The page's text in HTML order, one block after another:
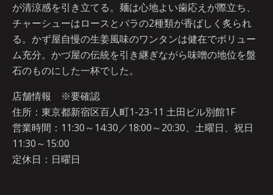
が清涼感を引き立てる。麺は心地よい歯応えが際立ち、
チャーシューはロースとバラの2種類が香ばしく炙られ
る。かず屋自慢の生姜風味のワンタンは健在でボリュー
ム充分。かづ屋の伝統を引き継ぎながら味噌の地位を盤
石のものにした一杯でした。
店舗情報 ※要確認
住所：東京都新宿区百人町1-23-11 土田ビル別館1F
営業時間：11:30～14:30／18:00～20:30、土曜日、祝日
11:30～15:00
定休日：日曜日